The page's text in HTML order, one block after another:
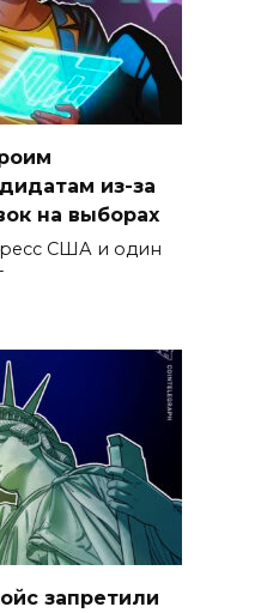
из-за
на выборах
США и один
запретили